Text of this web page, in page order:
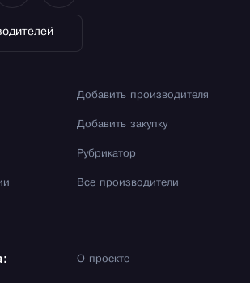
Добавить производителя
Добавить закупку
Рубрикатор
Все производители
О проекте